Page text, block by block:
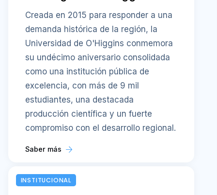
Creada en 2015 para responder a una
demanda histórica de la región, la
Universidad de O'Higgins conmemora
su undécimo aniversario consolidada
como una institución pública de
excelencia, con más de 9 mil
estudiantes, una destacada
producción científica y un fuerte
compromiso con el desarrollo regional.
Saber más
INSTITUCIONAL